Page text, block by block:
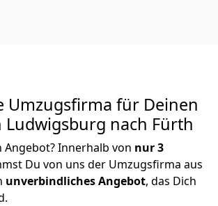
Umzugsfirma für Deinen
Ludwigsburg nach Fürth
Angebot? Innerhalb von nur 3
Du von uns der Umzugsfirma aus
unverbindliches Angebot, das Dich